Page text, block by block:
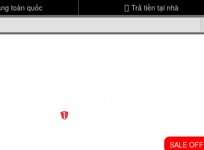
toàn quốc Trả tiền tại nhà
SALE OFF